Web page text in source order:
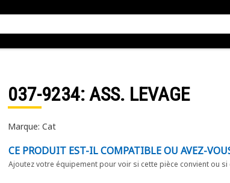
037-9234: ASS. LEVAGE
Marque: Cat
CE PRODUIT EST-IL COMPATIBLE OU AVEZ-
Ajoutez votre équipement pour voir si cette pièce convient ou